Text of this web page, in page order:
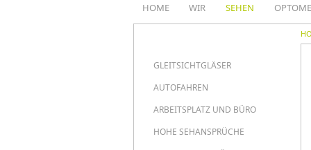
HOME WIR SEHEN
GLEITSICHTGLÄSER
AUTOFAHREN
ARBEITSPLATZ UND BÜRO
HOHE SEHANSPRÜCHE